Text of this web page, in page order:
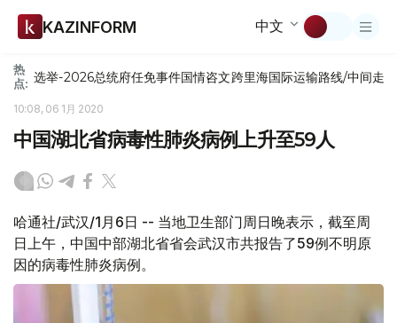
KAZINFORM 中文
热
点: 选举-2026总统府任免事件国情咨文跨里海国际运输路线/中间走廊
10:08, 06 1月 2020
中国湖北省病毒性肺炎病例上升至59人
哈通社/武汉/1月6日 -- 当地卫生部门周日晚表示，截至周
日上午，中国中部湖北省省会武汉市共报告了59例不明原
因的病毒性肺炎病例。